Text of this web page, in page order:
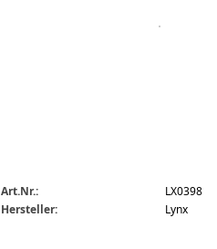
Art.Nr.:
LX0398
Hersteller:
Lynx